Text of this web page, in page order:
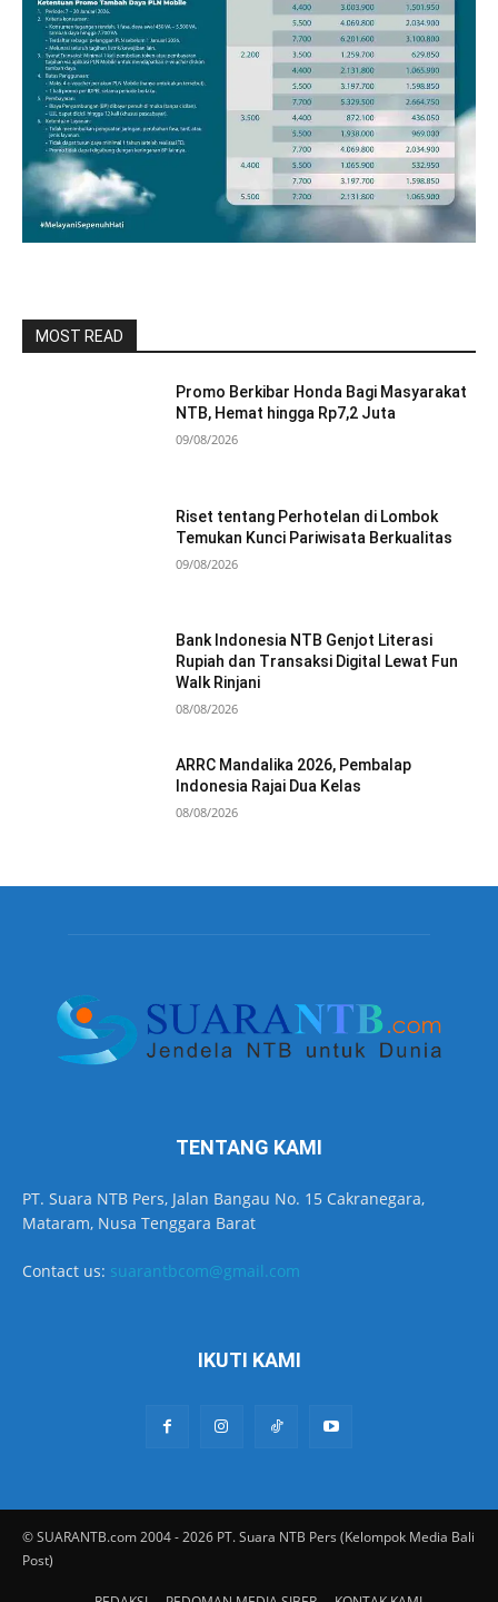
MOST READ
Promo Berkibar Honda Bagi Masyarakat
NTB, Hemat hingga Rp7,2 Juta
09/08/2026
Riset tentang Perhotelan di Lombok
Temukan Kunci Pariwisata Berkualitas
09/08/2026
Bank Indonesia NTB Genjot Literasi
Rupiah dan Transaksi Digital Lewat Fun
Walk Rinjani
08/08/2026
ARRC Mandalika 2026, Pembalap
Indonesia Rajai Dua Kelas
08/08/2026
TENTANG KAMI
PT. Suara NTB Pers, Jalan Bangau No. 15 Cakranegara,
Mataram, Nusa Tenggara Barat
Contact us: suarantbcom@gmail.com
IKUTI KAMI
© SUARANTB.com 2004 - 2026 PT. Suara NTB Pers (Kelompok Media Bali
Post)